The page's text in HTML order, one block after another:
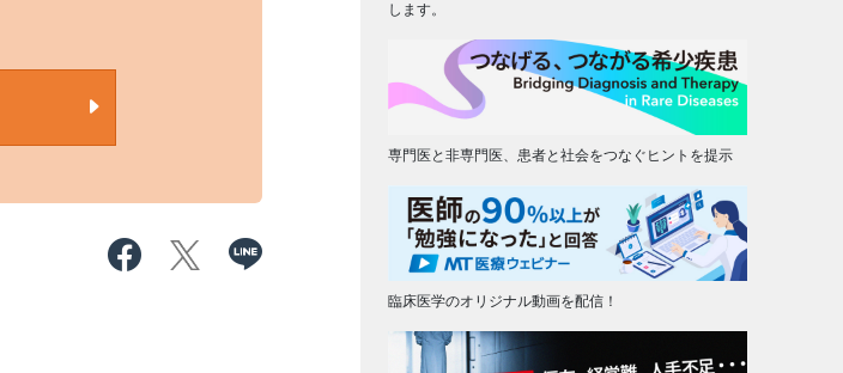
します。
専門医と非専門医、患者と社会をつなぐヒントを提示
臨床医学のオリジナル動画を配信！